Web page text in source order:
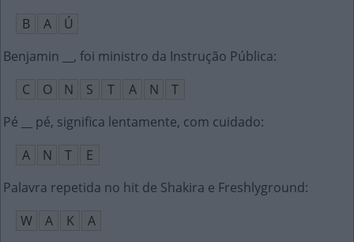
B
A
Ú
Benjamin __, foi ministro da Instrução Pública:
C
O N S T A N
T
Pé __ pé, significa lentamente, com cuidado:
A
N T
E
Palavra repetida no hit de Shakira e Freshlyground:
W
A K
A